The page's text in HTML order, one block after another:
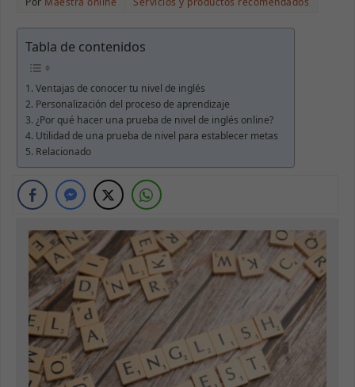
Tabla de contenidos
Ventajas de conocer tu nivel de inglés
Personalización del proceso de aprendizaje
¿Por qué hacer una prueba de nivel de inglés online?
Utilidad de una prueba de nivel para establecer metas
Relacionado